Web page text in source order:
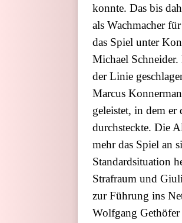
konnte. Das bis
als Wachmacher
das Spiel unter
Michael
der Linie
Marcus
geleistet, in dem
durchsteckte. Die
mehr das Spiel an
Standardsituation
Strafraum und
zur Führung ins
Wolfgang Gethöfer